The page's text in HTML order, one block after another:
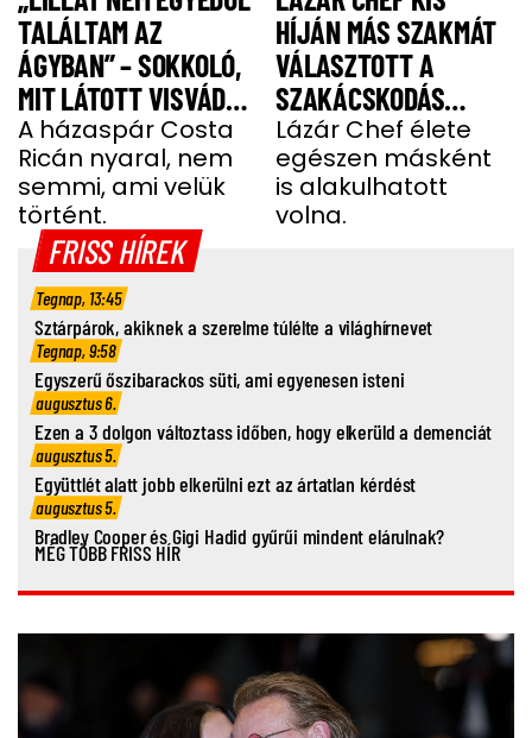
TALÁLTAM AZ
ÁGYBAN” – SOKKOLÓ,
MIT LÁTOTT VISVÁDER
TAMÁS
A házaspár Costa
Ricán nyaral, nem
semmi, ami velük
történt.
HÍJÁN MÁS SZAKMÁT
VÁLASZTOTT A
SZAKÁCSKODÁS
HELYETT
Lázár Chef élete
egészen másként
is alakulhatott
volna.
FRISS HÍREK
Tegnap, 13:45
Sztárpárok, akiknek a szerelme túlélte a világhírnevet
Tegnap, 9:58
Egyszerű őszibarackos süti, ami egyenesen isteni
augusztus 6.
Ezen a 3 dolgon változtass időben, hogy elkerüld a demenciát
augusztus 5.
Együttlét alatt jobb elkerülni ezt az ártatlan kérdést
augusztus 5.
Bradley Cooper és Gigi Hadid gyűrűi mindent elárulnak?
MÉG TÖBB FRISS HÍR